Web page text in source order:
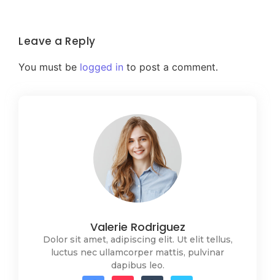
Leave a Reply
You must be logged in to post a comment.
Valerie Rodriguez
Dolor sit amet, adipiscing elit. Ut elit tellus,
luctus nec ullamcorper mattis, pulvinar
dapibus leo.